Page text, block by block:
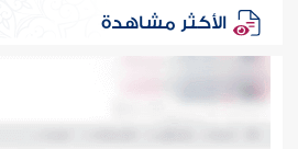
الأكثر مشاهدة